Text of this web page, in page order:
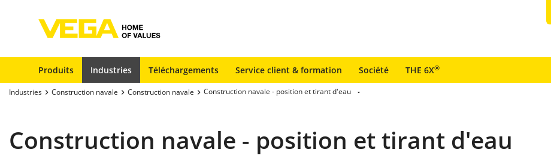
Produits Industries Téléchargements Service client & formation Société THE 6X®
Industries Construction navale Construction navale Construction navale - position et tirant d'eau
Construction navale - position et tirant d'eau